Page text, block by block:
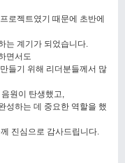
로젝트였기 때문에 초반에
는 계기가 되었습니다.
면서도
들기 위해 리더분들께서 많
원이 탄생했고,
성하는 데 중요한 역할을 했
진심으로 감사드립니다.